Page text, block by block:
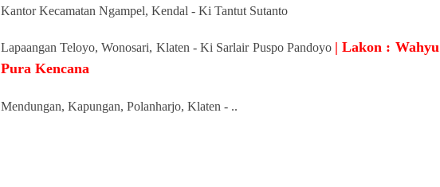
Kantor Kecamatan Ngampel, Kendal - Ki Tantut Sutanto
Lapaangan Teloyo, Wonosari, Klaten - Ki Sarlair Puspo Pandoyo | Lakon : Wahyu
Pura Kencana
Mendungan, Kapungan, Polanharjo, Klaten - ..